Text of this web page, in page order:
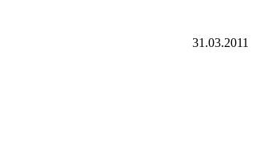
31.03.2011